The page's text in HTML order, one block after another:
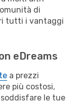
di
tutti i vantaggi
eDreams
a prezzi
più costosi,
le tue